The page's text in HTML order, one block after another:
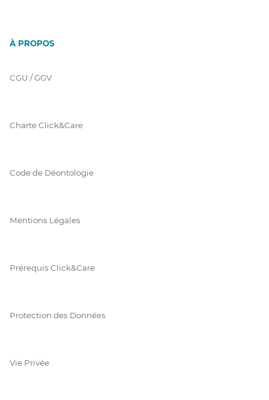
À PROPOS
CGU / GGV
Charte Click&Care
Code de Déontologie
Mentions Légales
Prérequis Click&Care
Protection des Données
Vie Privée